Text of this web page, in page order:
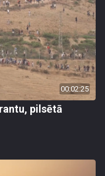
00:02:25
pilsētā